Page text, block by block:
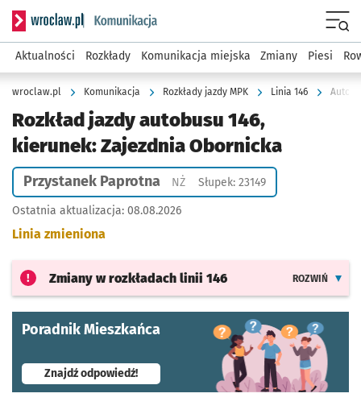
Serwis informacyjny wroclaw.pl podserwis: Komunikacja
Aktualności Rozkłady Komunikacja miejska Zmiany Piesi
wroclaw.pl Komunikacja Rozkłady jazdy MPK Linia 146
Rozkład jazdy autobusu 146,
kierunek: Zajezdnia Obornicka
Przystanek Paprotna NŻPrzystanek na życzenie
Słupek: 23149
Ostatnia aktualizacja: 08.08.2026
Linia zmieniona
Zmiany w rozkładach linii 146 ROZWIŃ
Poradnik Mieszkańca
Znajdź odpowiedź!- otworzy się w nowej karcie